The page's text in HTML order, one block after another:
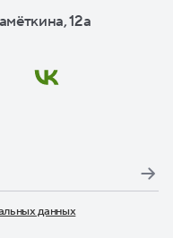
12а
данных